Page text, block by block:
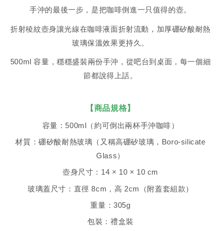
手沖的最後一步，是把咖啡倒進一只值得的壺。
折射稜紋壺身讓光線在咖啡液面折射流動，加厚硼矽酸耐熱
玻璃保溫效果更持久。
500ml 容量，穩穩盛裝兩份手沖，從吧台到桌面，每一個細
節都說得上話。
【商品規格】
容量：500ml（約可倒出兩杯手沖咖啡）
材質：硼矽酸耐熱玻璃（又稱高硼矽玻璃，Boro-silicate
Glass）
壺身尺寸：14 × 10 × 10 cm
玻璃蓋尺寸：直徑 8cm，高 2cm（附蓋套組款）
重量：305g
包裝：禮盒裝